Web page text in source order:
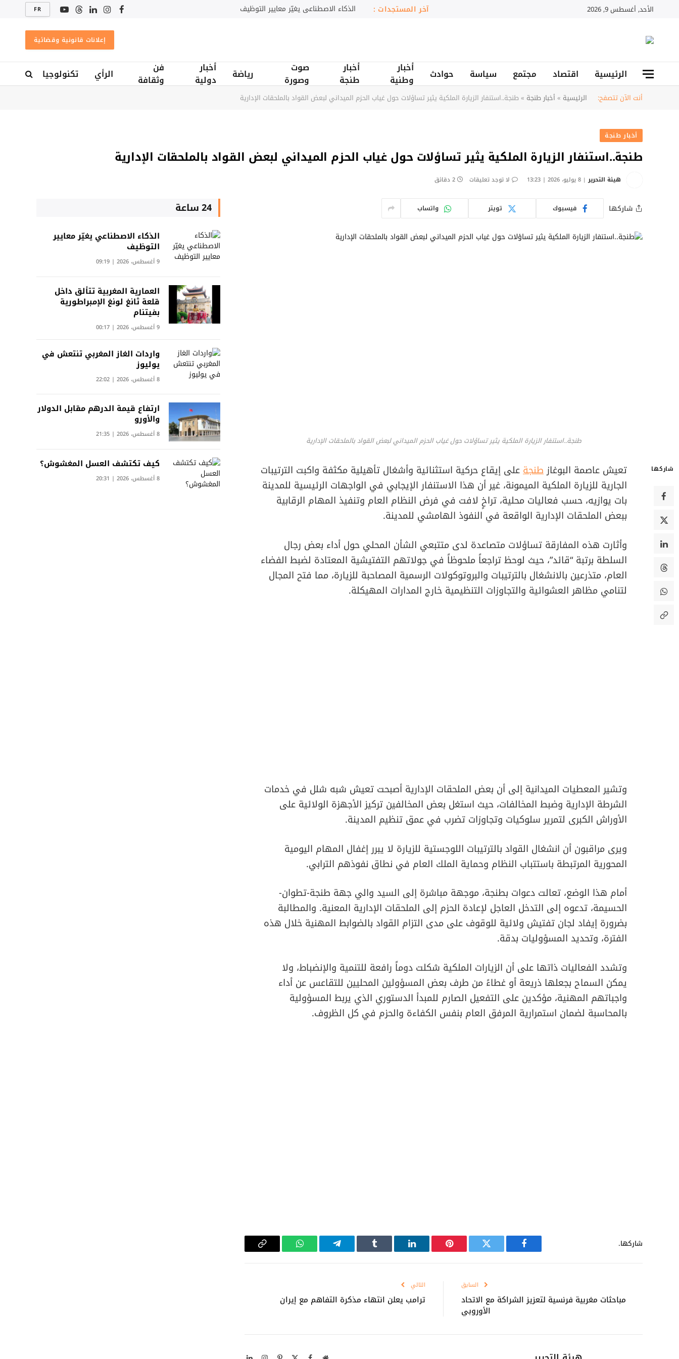
الأحد, أغسطس 9, 2026 آخر المستجدات : فيسبوكالانستغرام
لينكدإنThreadsيوتيوب FR
إعلانات قانونية وقضائية
الرئيسية اقتصاد مجتمع سياسة حوادث
أخبار
وطنية
أخبار
طنجة
صوت
وصورة
رياضة
أخبار
دولية
فن
وثقافة
الرأي تكنولوجيا
أنت الآن تتصفح: الرئيسية » أخبار طنجة » طنجة..استنفار الزيارة الملكية يثير تساؤلات حول غياب الحزم الميداني لبعض القواد بالملحقات الإدارية​
أخبار طنجة
طنجة..استنفار الزيارة الملكية يثير تساؤلات حول غياب الحزم الميداني لبعض القواد بالملحقات الإدارية​
هيئة التحرير 8 يوليو، 2026 | 13:23 لا توجد تعليقات 2 دقائق
شاركها فيسبوك تويتر واتساب
طنجة..استنفار الزيارة الملكية يثير تساؤلات حول غياب الحزم الميداني لبعض القواد بالملحقات الإدارية​
شاركها تعيش عاصمة البوغازطنجةعلى إيقاع حركية استثنائية وأشغال تأهيلية مكثفة واكبت الترتيبات
الجارية للزيارة الملكية الميمونة، غير أن هذا الاستنفار الإيجابي في الواجهات الرئيسية للمدينة
بات يوازيه، حسب فعاليات محلية، تراخٍ لافت في فرض النظام العام وتنفيذ المهام الرقابية
ببعض الملحقات الإدارية الواقعة في النفوذ الهامشي للمدينة.
​وأثارت هذه المفارقة تساؤلات متصاعدة لدى متتبعي الشأن المحلي حول أداء بعض رجال
السلطة برتبة “قائد”، حيث لوحظ تراجعاً ملحوظاً في جولاتهم التفتيشية المعتادة لضبط الفضاء
العام، متذرعين بالانشغال بالترتيبات والبروتوكولات الرسمية المصاحبة للزيارة، مما فتح المجال
لتنامي مظاهر العشوائية والتجاوزات التنظيمية خارج المدارات المهيكلة.
وتشير المعطيات الميدانية إلى أن بعض الملحقات الإدارية أصبحت تعيش شبه شلل في خدمات
الشرطة الإدارية وضبط المخالفات، حيث استغل بعض المخالفين تركيز الأجهزة الولائية على
الأوراش الكبرى لتمرير سلوكيات وتجاوزات تضرب في عمق تنظيم المدينة.
ويرى مراقبون أن انشغال القواد بالترتيبات اللوجستية للزيارة لا يبرر إغفال المهام اليومية
المحورية المرتبطة باستتباب النظام وحماية الملك العام في نطاق نفوذهم الترابي.
أمام هذا الوضع، تعالت دعوات بطنجة، موجهة مباشرة إلى السيد والي جهة طنجة-تطوان-
الحسيمة، تدعوه إلى التدخل العاجل لإعادة الحزم إلى الملحقات الإدارية المعنية. والمطالبة
بضرورة إيفاد لجان تفتيش ولائية للوقوف على مدى التزام القواد بالضوابط المهنية خلال هذه
الفترة، وتحديد المسؤوليات بدقة.
​وتشدد الفعاليات ذاتها على أن الزيارات الملكية شكلت دوماً رافعة للتنمية والإنضباط، ولا
يمكن السماح بجعلها ذريعة أو غطاءً من طرف بعض المسؤولين المحليين للتقاعس عن أداء
واجباتهم المهنية، مؤكدين على التفعيل الصارم للمبدأ الدستوري الذي يربط المسؤولية
بالمحاسبة لضمان استمرارية المرفق العام بنفس الكفاءة والحزم في كل الظروف.
شاركها.
فيسبوك تويتر بينتيريستلينكدإن Tumblr تيلقرام واتساب
Copy
السابق
مباحثات مغربية فرنسية لتعزيز الشراكة مع الاتحاد
الأوروبي
التالي
ترامب يعلن انتهاء مذكرة التفاهم مع إيران
موقعفيسبوك بينتيريستالانستغرام
لينكدإن
24 ساعة
الذكاء الاصطناعي يغيّر معايير
التوظيف
9 أغسطس، 2026 | 09:19
العمارية المغربية تتألق داخل
قلعة ثانغ لونغ الإمبراطورية
بفيتنام
9 أغسطس، 2026 | 00:17
واردات الغاز المغربي تنتعش في
يوليوز
8 أغسطس، 2026 | 22:02
ارتفاع قيمة الدرهم مقابل الدولار
والأورو
8 أغسطس، 2026 | 21:35
كيف تكتشف العسل المغشوش؟
8 أغسطس، 2026 | 20:31